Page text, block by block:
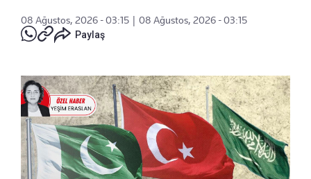
08 Ağustos, 2026 - 03:15
08 Ağustos, 2026 - 03:15
Paylaş